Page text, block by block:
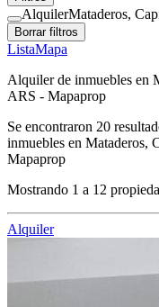
AlquilerMataderos,
Borrar filtros
ListaMapa
Alquiler de inmuebles en
ARS - Mapaprop
Se encontraron 20
inmuebles en Mataderos,
Mapaprop
Mostrando 1 a 12
Alquiler